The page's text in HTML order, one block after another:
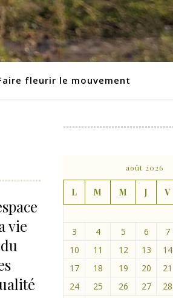
fleurir le mouvement
vie
août 2026
L M M J V
3
4 5 6 7
10
11 12 13 14
17
18 19 20 21
24
25 26 27 28